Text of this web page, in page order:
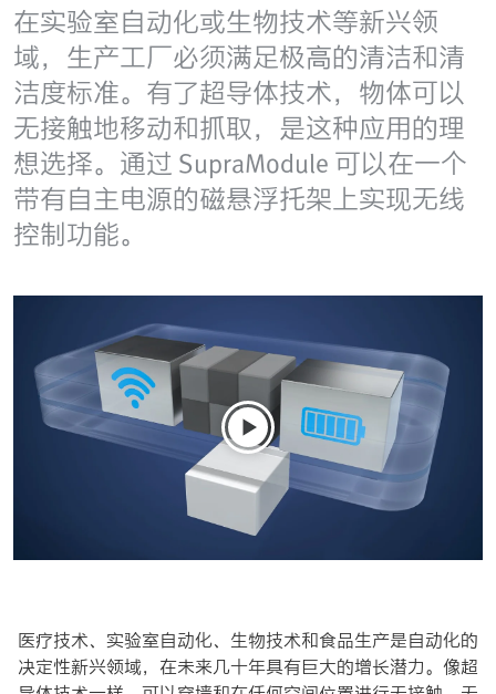
在实验室自动化或生物技术等新兴领
域，生产工厂必须满足极高的清洁和清
洁度标准。有了超导体技术，物体可以
无接触地移动和抓取，是这种应用的理
想选择。通过 SupraModule 可以在一个
带有自主电源的磁悬浮托架上实现无线
控制功能。
医疗技术、实验室自动化、生物技术和食品生产是自动化的
决定性新兴领域，在未来几十年具有巨大的增长潜力。像超